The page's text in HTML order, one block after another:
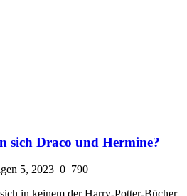
sich Draco und Hermine?
5, 2023 0 790